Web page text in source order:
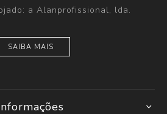
a Alanprofissional, lda.
SAIBA MAIS